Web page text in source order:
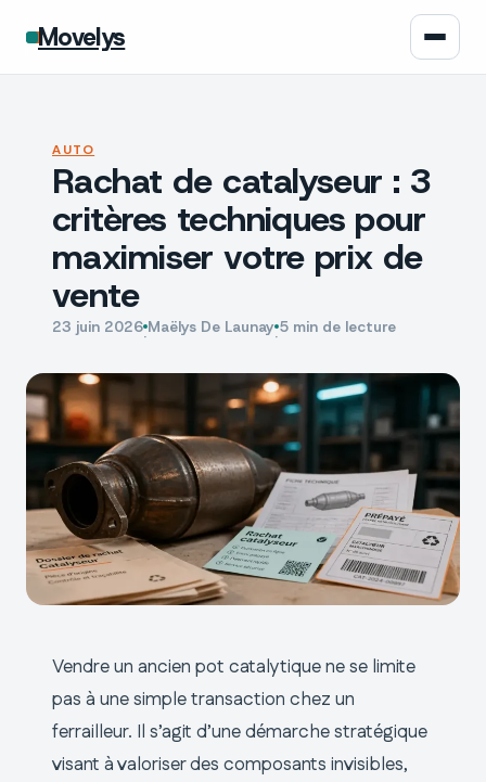
Movelys
Moto
Assurance
Écologie
AUTO
Rachat de catalyseur : 3
critères techniques pour
maximiser votre prix de
vente
23 juin 2026·Maëlys De Launay·5 min de lecture
Vendre un ancien pot catalytique ne se limite
pas à une simple transaction chez un
ferrailleur. Il s’agit d’une démarche stratégique
visant à valoriser des composants invisibles,